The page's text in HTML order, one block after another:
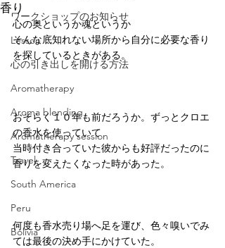
ワークショップのお知らせ
Lesson
心の引き出しを開ける方法
Aromatherapy
Aroma blending
Aromatherapy session
Travel
South America
Peru
Bolivia
香り
心の奥というか魂というか
そんな底知れない場所から自分に必要な香り
を探しているときがある。
おそらく１０年も前だろうか。ずっとクロエ
の香水を使っていて
当時付き合っていた彼からも好評だったのに
香りを変えたくなった時があった。
何度も香水売り場へ足を運び、色々嗅いでみ
ては最後の決め手にかけていた。